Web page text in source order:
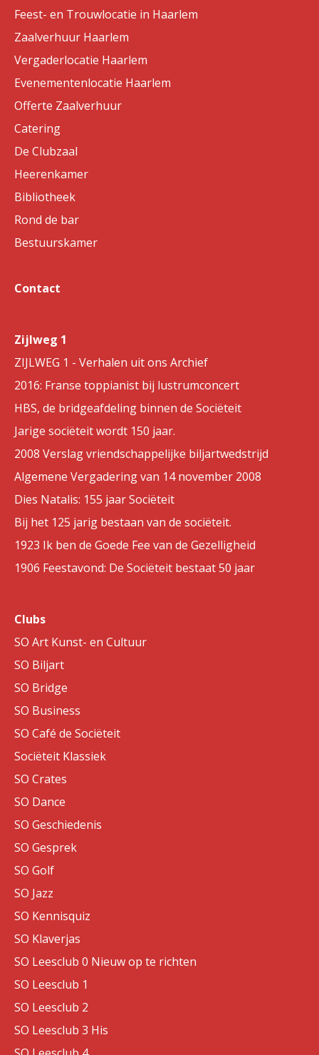
Feest- en Trouwlocatie in Haarlem
Zaalverhuur Haarlem
Vergaderlocatie Haarlem
Evenementenlocatie Haarlem
Offerte Zaalverhuur
Catering
De Clubzaal
Heerenkamer
Bibliotheek
Rond de bar
Bestuurskamer
Contact
Zijlweg 1
ZIJLWEG 1 - Verhalen uit ons Archief
2016: Franse toppianist bij lustrumconcert
HBS, de bridgeafdeling binnen de Sociëteit
Jarige sociëteit wordt 150 jaar.
2008 Verslag vriendschappelijke biljartwedstrijd
Algemene Vergadering van 14 november 2008
Dies Natalis: 155 jaar Sociëteit
Bij het 125 jarig bestaan van de sociëteit.
1923 Ik ben de Goede Fee van de Gezelligheid
1906 Feestavond: De Sociëteit bestaat 50 jaar
Clubs
SO Art Kunst- en Cultuur
SO Biljart
SO Bridge
SO Business
SO Café de Sociëteit
Sociëteit Klassiek
SO Crates
SO Dance
SO Geschiedenis
SO Gesprek
SO Golf
SO Jazz
SO Kennisquiz
SO Klaverjas
SO Leesclub 0 Nieuw op te richten
SO Leesclub 1
SO Leesclub 2
SO Leesclub 3 His